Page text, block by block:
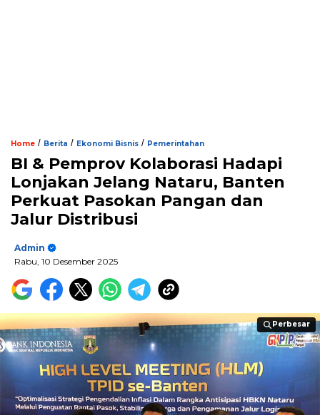
Home / Berita / Ekonomi Bisnis / Pemerintahan
BI & Pemprov Kolaborasi Hadapi
Lonjakan Jelang Nataru, Banten
Perkuat Pasokan Pangan dan
Jalur Distribusi
Admin
Rabu, 10 Desember 2025
Perbesar
Perbesar